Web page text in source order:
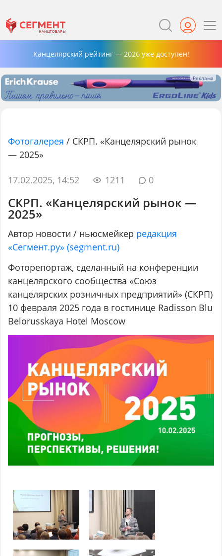
Канцелярский рейтинг — 2026 уже доступен!
Фотогалерея / СКРП. «Канцелярский рынок
— 2025»
17.02.2025, 14:52 1211 0
СКРП. «Канцелярский рынок —
2025»
Автор новости / ньюсмейкер редакция
«Сегмент.ру» (segment.ru)
Фоторепортаж, сделанный на конференции
канцелярского сообщества «Союз
канцелярских розничных предприятий» (СКРП)
10 февраля 2025 года в гостинице Radisson Blu
Belorusskaya Hotel Moscow